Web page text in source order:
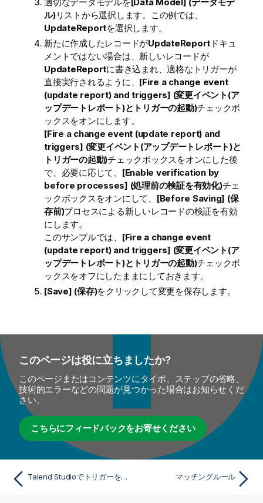
ル)リストから選択します。この例では、
UpdateReportを選択します。
新たに作成したレコードがUpdateReport ドキュ
メントではない場合は、新しいレコードが
UpdateReportに書き込まれ、適格なトリガーが
直接実行されるように、 [Fire a change event
(update report) and triggers] (変更イベント(ア
ップデートレポート)とトリガーの起動)チェックボ
ックスをオンにします。
[Fire a change event (update report) and
triggers] (変更イベント(アップデートレポート)と
トリガーの起動)チェックボックスをオンにした後
で、必要に応じて、 [Enable verification by
before processes] (処理前の検証を有効化)チェ
ックボックスをオンにして、 [Before Saving] (保
存前)プロセスによる新しいレコードの検証を有効
にします。
このサンプルでは、 [Fire a change event
(update report) and triggers] (変更イベント(ア
ップデートレポート)とトリガーの起動)チェックボ
ックスをオフにしたままにしておきます。
[Save] (保存)をクリックして変更を保存します。
このページは役に立ちましたか?
このページまたはコンテンツにタイポ、ステップの省略、
技術的エラーなどの問題が見つかった場合はお知らせくだ
さい。
こちらにフィードバックをお寄せください
Talend Studioでトリガーをテスト マッチングルール